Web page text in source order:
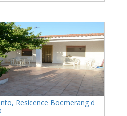
Residence Boomerang di